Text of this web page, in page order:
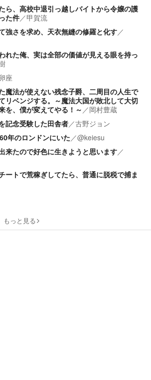
ら、高校中退引っ越しバイトから令嬢の護
た件／甲賀流
強さを求め、天衣無縫の修羅と化す／
れた俺、実は全部の価値が見える眼を持っ
座
魔法が使えない残念子爵、二周目の人生で
リベンジする。～魔法大国が敗北して大切
を、僕が変えてやる！～ ／岡村豊蔵
記念受験した田舎者／古野ジョン
年のロンドンにいた／@keiesu
来たので好色に生きようと思います／
ートで荒稼ぎしてたら、普通に脱税で捕ま
もっと見る